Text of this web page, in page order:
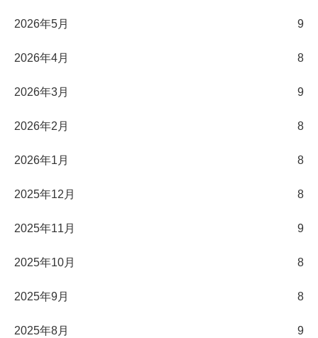
2026年5月 9
2026年4月 8
2026年3月 9
2026年2月 8
2026年1月 8
2025年12月 8
2025年11月 9
2025年10月 8
2025年9月 8
2025年8月 9